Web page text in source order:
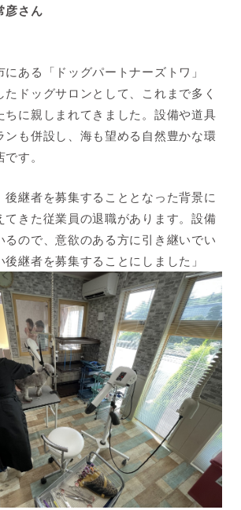
彦さん
ある「ドッグパートナーズトワ」
たドッグサロンとして、これまで多く
ちに親しまれてきました。設備や道具
ンも併設し、海も望める自然豊かな環
す。
後継者を募集することとなった背景に
てきた従業員の退職があります。設備
るので、意欲のある方に引き継いでい
継者を募集することにしました」